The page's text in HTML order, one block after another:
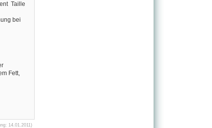
Taille
bei
Fett,
14.01.2011)